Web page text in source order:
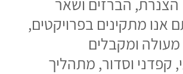
עובדי החברה מנוסים ביותר ומכירים
בחשיבות עמידה בלוחות זמנים, תקציב,
בקרת איכות וכמובן בטיחות שהן מאבני
היסוד של פעילותנו בתעשייה זו לאורך כל
שנות פעילותנו.